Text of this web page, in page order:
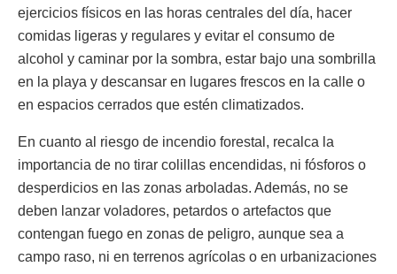
ejercicios físicos en las horas centrales del día, hacer
comidas ligeras y regulares y evitar el consumo de
alcohol y caminar por la sombra, estar bajo una sombrilla
en la playa y descansar en lugares frescos en la calle o
en espacios cerrados que estén climatizados.
En cuanto al riesgo de incendio forestal, recalca la
importancia de no tirar colillas encendidas, ni fósforos o
desperdicios en las zonas arboladas. Además, no se
deben lanzar voladores, petardos o artefactos que
contengan fuego en zonas de peligro, aunque sea a
campo raso, ni en terrenos agrícolas o en urbanizaciones